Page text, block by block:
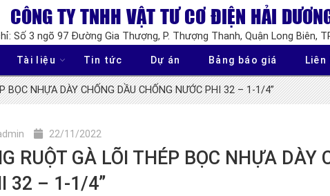
CÔNG TY TNHH VẬT TƯ CƠ ĐIỆN HẢI
Số 3 ngõ 97 Đường Gia Thượng, P. Thượng Thanh, Quận Long Biên,
Tài liệu Tin tức Dự án Bảng báo giá Liên
BỌC NHỰA DÀY CHỐNG DẦU CHỐNG NƯỚC PHI 32 – 1-1/4”
22/11/2022
RUỘT GÀ LÕI THÉP BỌC NHỰA DÀY
32 – 1-1/4”